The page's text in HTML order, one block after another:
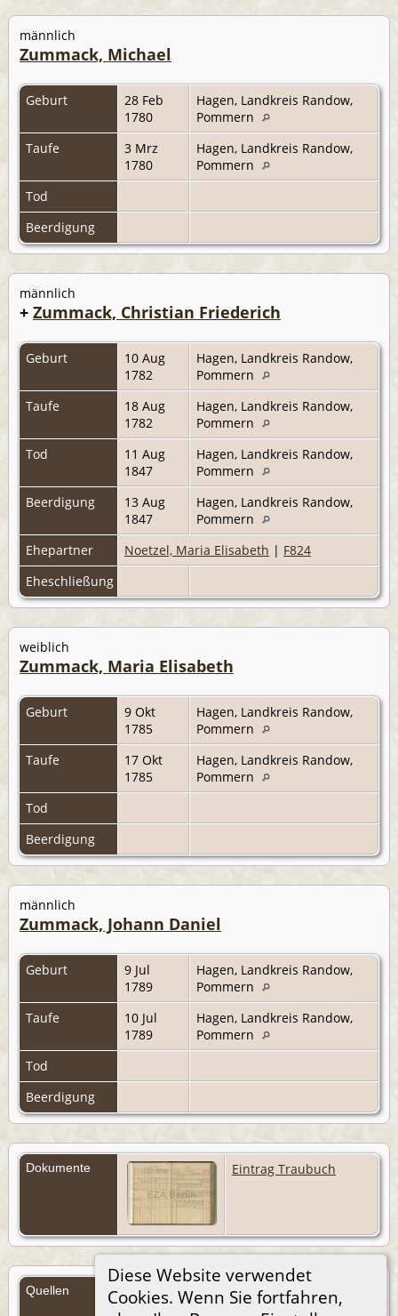
Diese Website verwendet
Cookies. Wenn Sie fortfahren,
männlich
Zummack, Michael
Geburt
28 Feb
1780
Hagen, Landkreis Randow,
Pommern
Taufe
3 Mrz
1780
Hagen, Landkreis Randow,
Pommern
Tod
Beerdigung
männlich
+ Zummack, Christian Friederich
Geburt
10 Aug
1782
Hagen, Landkreis Randow,
Pommern
Taufe
18 Aug
1782
Hagen, Landkreis Randow,
Pommern
Tod
11 Aug
1847
Hagen, Landkreis Randow,
Pommern
Beerdigung
13 Aug
1847
Hagen, Landkreis Randow,
Pommern
Ehepartner
Noetzel, Maria Elisabeth | F824
Eheschließung
weiblich
Zummack, Maria Elisabeth
Geburt
9 Okt
1785
Hagen, Landkreis Randow,
Pommern
Taufe
17 Okt
1785
Hagen, Landkreis Randow,
Pommern
Tod
Beerdigung
männlich
Zummack, Johann Daniel
Geburt
9 Jul
1789
Hagen, Landkreis Randow,
Pommern
Taufe
10 Jul
1789
Hagen, Landkreis Randow,
Pommern
Tod
Beerdigung
Dokumente Eintrag Traubuch
Quellen
Quellen (Anmelden)